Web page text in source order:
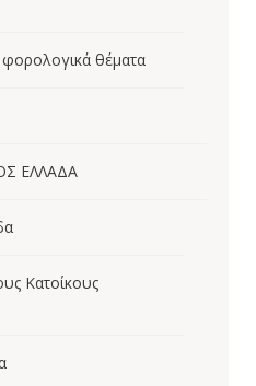
θέματα
ΕΛΛΑΔΑ
Κατοίκους